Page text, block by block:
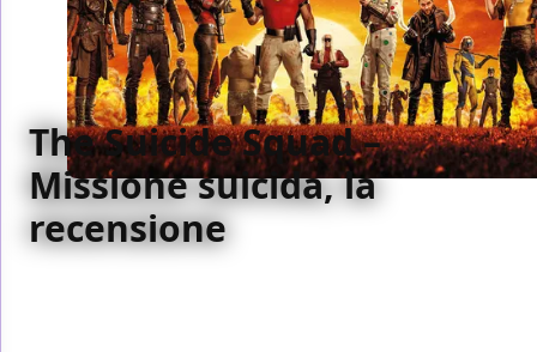
The Suicide Squad –
Missione suicida, la
recensione